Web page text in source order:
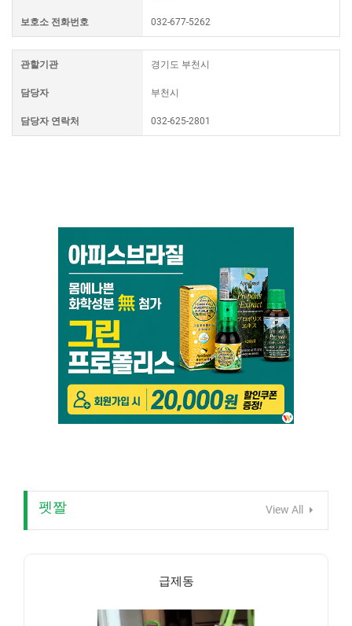
보호소 전화번호 032-677-5262
관할기관 경기도 부천시
담당자 부천시
담당자 연락처 032-625-2801
펫짤 View All
급제동